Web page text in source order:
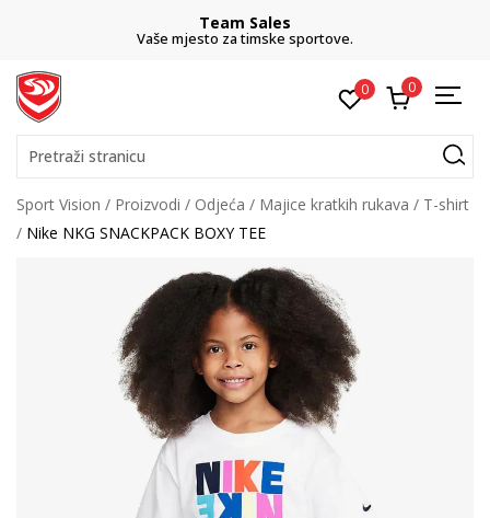
Team Sales
Vaše mjesto za timske sportove.
0 0
Pretraži stranicu
Sport Vision Proizvodi Odjeća Majice kratkih rukava
T-shirt
Nike NKG SNACKPACK BOXY TEE